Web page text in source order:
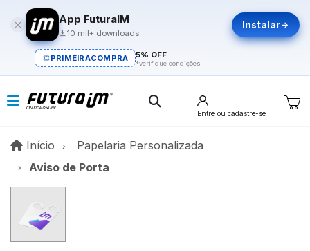
App FuturaIM
10 mil+ downloads
Instalar
PRIMEIRACOMPRA 5% OFF
*verifique condições
Entre ou cadastre-se
Início InícioPapelaria Personalizada
Aviso de Porta